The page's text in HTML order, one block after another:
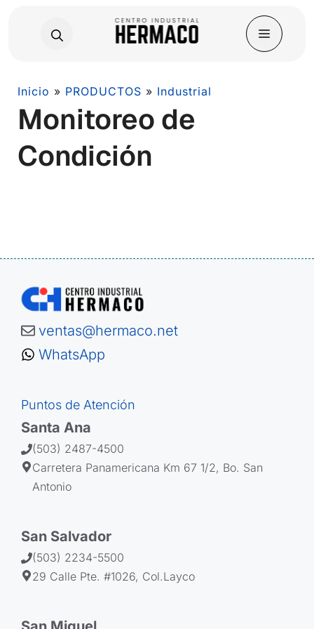
Skip
content
Inicio » PRODUCTOS » Industrial
Monitoreo de
Condición
ventas@hermaco.net
WhatsApp
Puntos de Atención
Santa Ana
(503) 2487-4500
Carretera Panamericana Km 67 1/2, Bo. San
Antonio
San Salvador
(503) 2234-5500
29 Calle Pte. #1026, Col.Layco